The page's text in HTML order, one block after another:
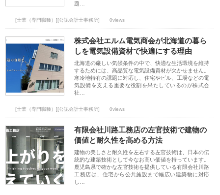
題…
[士業（専門職種）][公認会計士事務所] 0views
株式会社エルム電気商会が北海道の暮ら
しを電気設備資材で快適にする理由
北海道の厳しい気候条件の中で、快適な生活環境を維持
するためには、高品質な電気設備資材が欠かせません。
寒冷地特有の課題に対応し、住宅やビル、工場などの電
気設備を支える重要な役割を果たしているのが株式会
社…
[士業（専門職種）][公認会計士事務所] 0views
有限会社川路工務店の左官技術で建物の
価値と耐久性を高める方法
建物の美しさと耐久性を左右する左官技術は、日本の伝
統的な建築技術として今なお高い価値を持っています。
鹿児島県で確かな左官技術を提供している有限会社川路
工務店は、住宅から公共施設まで幅広い建築物に対応
し…